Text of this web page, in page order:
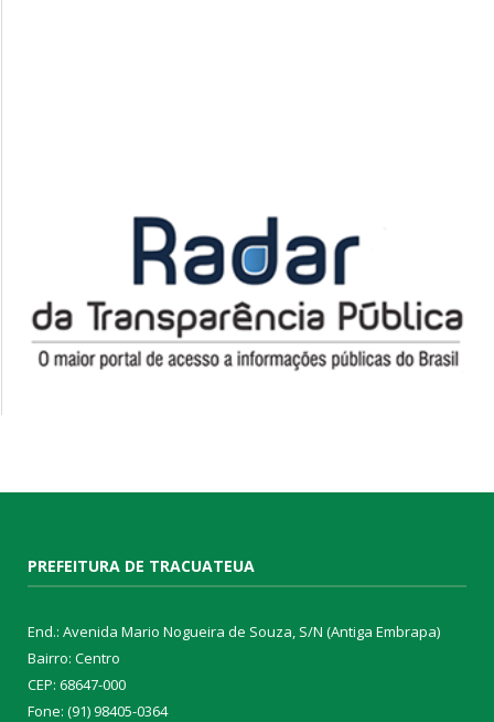
PREFEITURA DE TRACUATEUA
End.: Avenida Mario Nogueira de Souza, S/N (Antiga Embrapa)
Bairro: Centro
CEP: 68647-000
Fone: (91) 98405-0364